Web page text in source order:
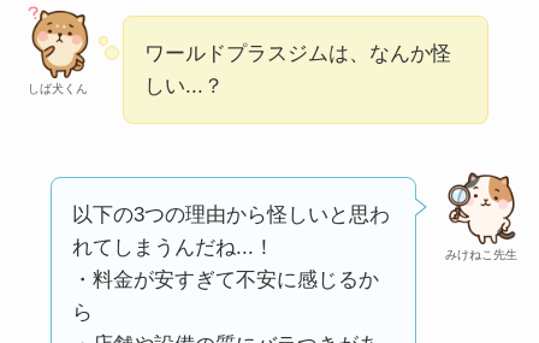
いって本当？
判は実際どう？
Temuは怪しい？口コ
ミ・評判が正直ヤバ
しば犬くん
ワールドプラスジムは、なんか怪
しい...？
みけねこ先生
以下の3つの理由から怪しいと思わ
れてしまうんだね...！
・料金が安すぎて不安に感じるか
ら